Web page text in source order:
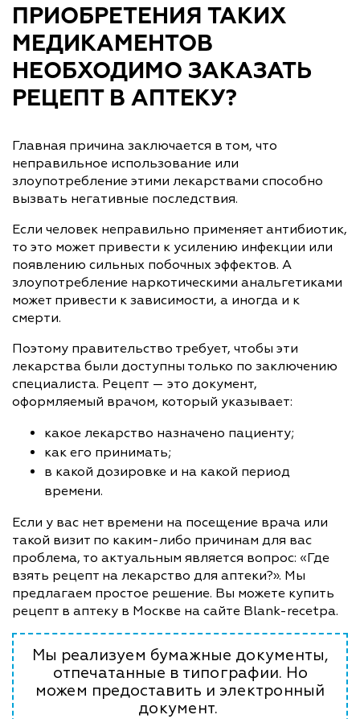
ПРИОБРЕТЕНИЯ ТАКИХ
МЕДИКАМЕНТОВ
НЕОБХОДИМО ЗАКАЗАТЬ
РЕЦЕПТ В АПТЕКУ?
Главная причина заключается в том, что
неправильное использование или
злоупотребление этими лекарствами способно
вызвать негативные последствия.
Если человек неправильно применяет антибиотик,
то это может привести к усилению инфекции или
появлению сильных побочных эффектов. А
злоупотребление наркотическими анальгетиками
может привести к зависимости, а иногда и к
смерти.
Поэтому правительство требует, чтобы эти
лекарства были доступны только по заключению
специалиста. Рецепт — это документ,
оформляемый врачом, который указывает:
какое лекарство назначено пациенту;
как его принимать;
в какой дозировке и на какой период
времени.
Если у вас нет времени на посещение врача или
такой визит по каким-либо причинам для вас
проблема, то актуальным является вопрос: «Где
взять рецепт на лекарство для аптеки?». Мы
предлагаем простое решение. Вы можете купить
рецепт в аптеку в Москве на сайте Blank-recetpa.
Мы реализуем бумажные документы,
отпечатанные в типографии. Но
можем предоставить и электронный
документ.